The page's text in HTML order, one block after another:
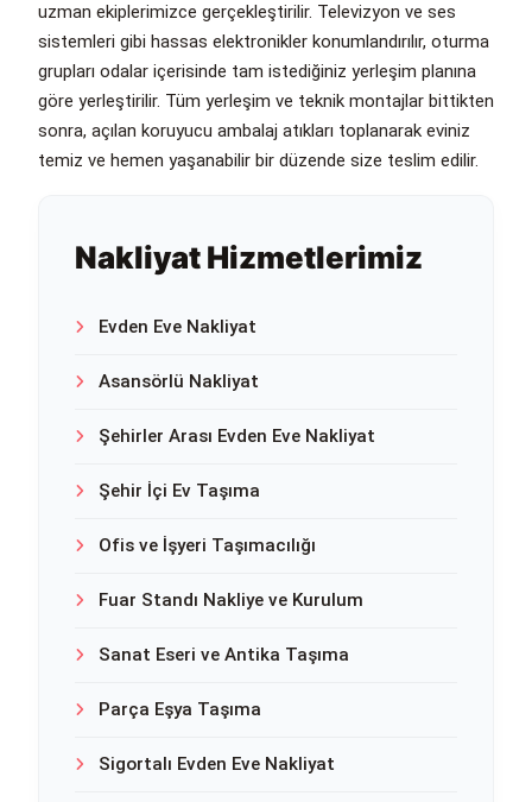
Nakliyat Hizmetlerimiz
Evden Eve Nakliyat
Asansörlü Nakliyat
Şehirler Arası Evden Eve Nakliyat
Şehir İçi Ev Taşıma
Ofis ve İşyeri Taşımacılığı
Fuar Standı Nakliye ve Kurulum
Sanat Eseri ve Antika Taşıma
Parça Eşya Taşıma
Sigortalı Evden Eve Nakliyat
uzman ekiplerimizce gerçekleştirilir. Televizyon ve ses
sistemleri gibi hassas elektronikler konumlandırılır, oturma
grupları odalar içerisinde tam istediğiniz yerleşim planına
göre yerleştirilir. Tüm yerleşim ve teknik montajlar bittikten
sonra, açılan koruyucu ambalaj atıkları toplanarak eviniz
temiz ve hemen yaşanabilir bir düzende size teslim edilir.